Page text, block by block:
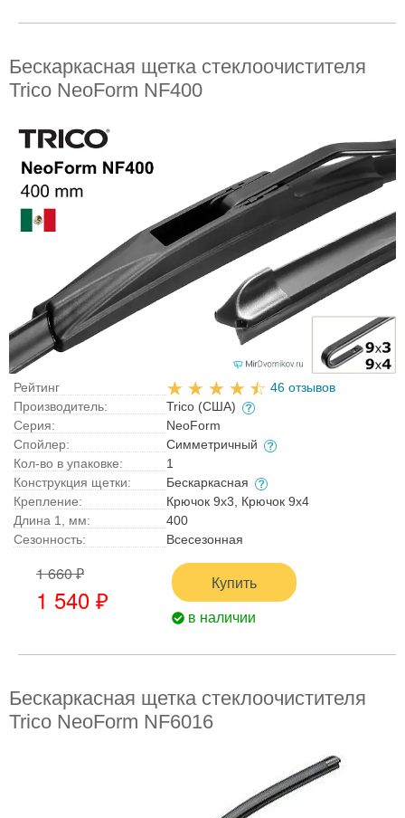
Бескаркасная щетка стеклоочистителя
Trico NeoForm NF400
Рейтинг
46 отзывов
Производитель:
Trico (США)
Серия:
NeoForm
Спойлер:
Симметричный
Кол-во в упаковке:
1
Конструкция щетки:
Бескаркасная
Крепление:
Крючок 9x3, Крючок 9x4
Длина 1, мм:
400
Сезонность:
Всесезонная
1 660 ₽
1 540 ₽
Купить
в наличии
Бескаркасная щетка стеклоочистителя
Trico NeoForm NF6016